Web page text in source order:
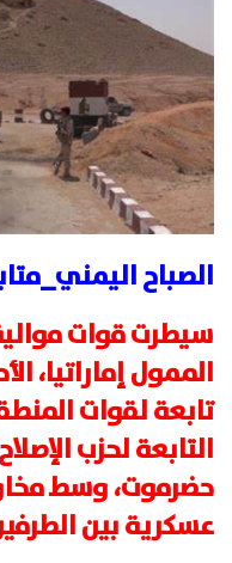
الصباح
سيطرت قوات
الممول إماراتيا،
تابعة لقوات
التابعة لحزب
حضرموت، وسط
عسكرية بين